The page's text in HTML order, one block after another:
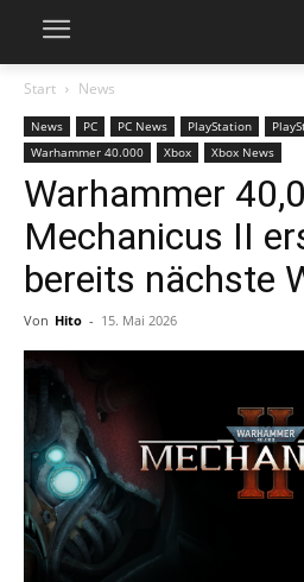
Start News
News PC PC News PlayStation
Warhammer 40.000
Xbox Xbox News
Warhammer
Mechanicus II
bereits nächste
Von Hito - 15. Mai 2026